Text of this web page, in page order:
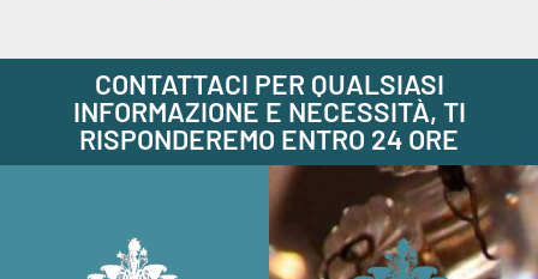
CONTATTACI PER QUALSIASI
INFORMAZIONE E NECESSITÀ, TI
RISPONDEREMO ENTRO 24 ORE